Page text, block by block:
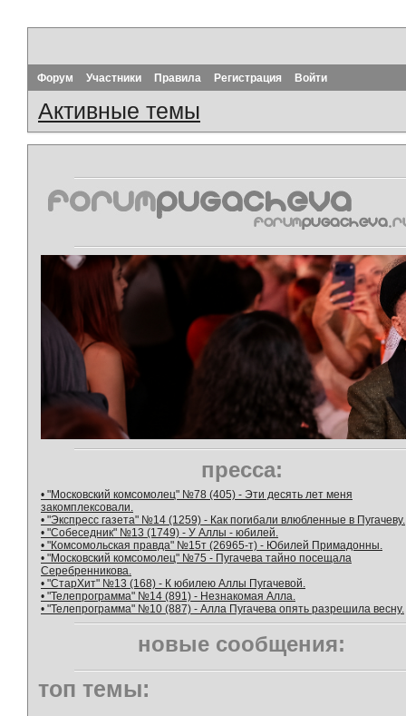
Форум Участники Правила Регистрация Войти
Активные темы
пресса:
• "Московский комсомолец" №78 (405) - Эти десять лет меня
закомплексовали.
• "Экспресс газета" №14 (1259) - Как погибали влюбленные в Пугачеву.
• "Собеседник" №13 (1749) - У Аллы - юбилей.
• "Комсомольская правда" №15т (26965-т) - Юбилей Примадонны.
• "Московский комсомолец" №75 - Пугачева тайно посещала
Серебренникова.
• "СтарХит" №13 (168) - К юбилею Аллы Пугачевой.
• "Телепрограмма" №14 (891) - Незнакомая Алла.
• "Телепрограмма" №10 (887) - Алла Пугачева опять разрешила весну.
новые сообщения:
топ темы: